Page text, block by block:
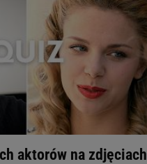
aktorów na